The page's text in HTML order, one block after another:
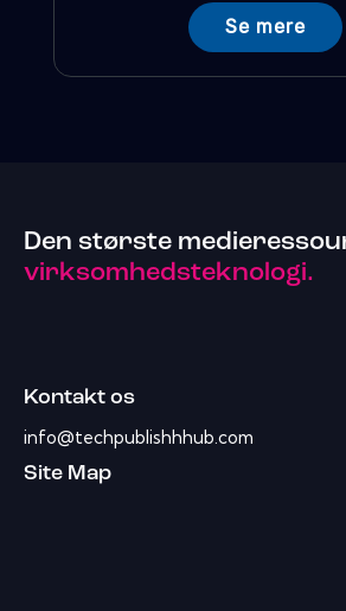
Se mere
Den største
virksomhedsteknologi.
Kontakt os
info@techpublishhhub.com
Site Map